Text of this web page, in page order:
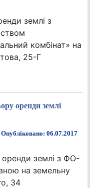
землі з
комбінат» на
25-Г
оренди землі
Опубліковано: 06.07.2017
оренди землі з ФО-
на земельну
34